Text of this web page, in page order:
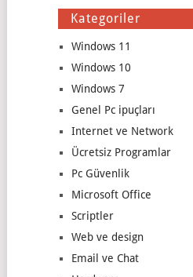
Kategoriler
Windows 11
Windows 10
Windows 7
Genel Pc ipuçları
Internet ve Network
Ücretsiz Programlar
Pc Güvenlik
Microsoft Office
Scriptler
Web ve design
Email ve Chat